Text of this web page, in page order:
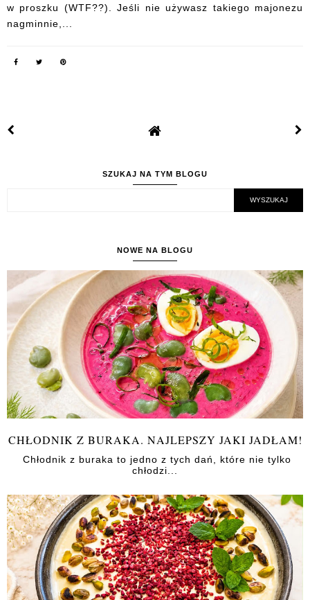
w proszku (WTF??). Jeśli nie używasz takiego majonezu
nagminnie,...
SZUKAJ NA TYM BLOGU
NOWE NA BLOGU
CHŁODNIK Z BURAKA. NAJLEPSZY JAKI JADŁAM!
Chłodnik z buraka to jedno z tych dań, które nie tylko
chłodzi...